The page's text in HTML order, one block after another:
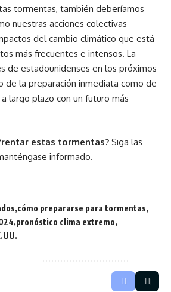
tormentas, también deberíamos
nuestras acciones colectivas
del cambio climático que está
más frecuentes e intensos. La
de estadounidenses en los próximos
de la preparación inmediata como de
largo plazo con un futuro más
estas tormentas? Siga las
informado.
cómo prepararse para tormentas
pronóstico clima extremo